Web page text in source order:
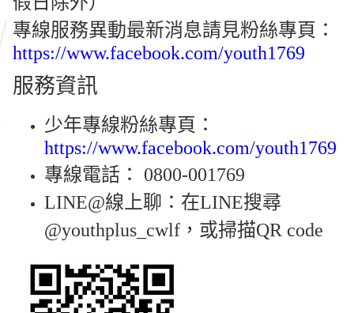
專線服務異動最新消息請見粉絲專頁：
https://www.facebook.com/youth1769
服務資訊
少年專線粉絲專頁：
https://www.facebook.com/youth1769
專線電話： 0800-001769
LINE@線上聊：在LINE搜尋
@youthplus_cwlf，或掃描QR code